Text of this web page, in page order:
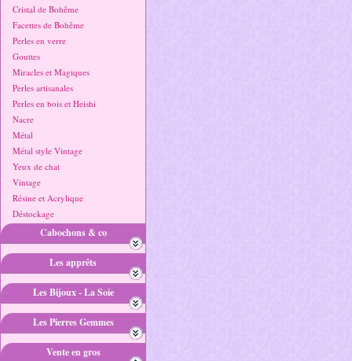
Cristal de Bohême
Facettes de Bohême
Perles en verre
Gouttes
Miracles et Magiques
Perles artisanales
Perles en bois et Heishi
Nacre
Métal
Métal style Vintage
Yeux de chat
Vintage
Résine et Acrylique
Déstockage
Cabochons & co
Les apprêts
Les Bijoux - La Soie
Les Pierres Gemmes
Vente en gros